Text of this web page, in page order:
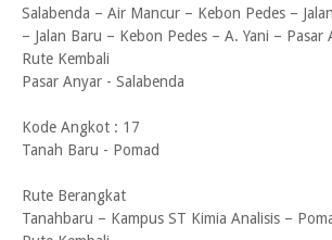
Salabenda – Air Mancur – Kebon Pedes –
– Jalan Baru – Kebon Pedes – A. Yani – Pasar
Rute Kembali
Pasar Anyar - Salabenda
Kode Angkot : 17
Tanah Baru - Pomad
Rute Berangkat
Tanahbaru – Kampus ST Kimia Analisis –